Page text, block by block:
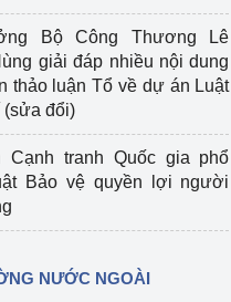
Bộ Công Thương Lê
giải đáp nhiều nội dung
thảo luận Tổ về dự án Luật
(sửa đổi)
Cạnh tranh Quốc gia phổ
Bảo vệ quyền lợi người
NƯỚC NGOÀI